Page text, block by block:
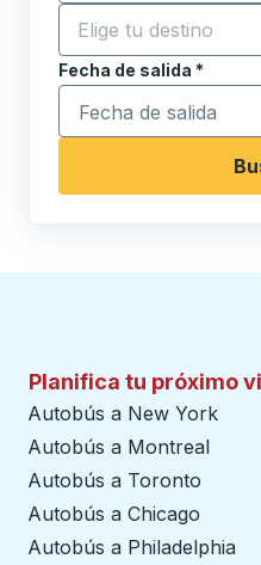
Comience a escribir
Fecha de salida *
Escriba la fecha en
Planifica tu próximo
Autobús a New York
Autobús a Montreal
Autobús a Toronto
Autobús a Chicago
Autobús a Philadelphia